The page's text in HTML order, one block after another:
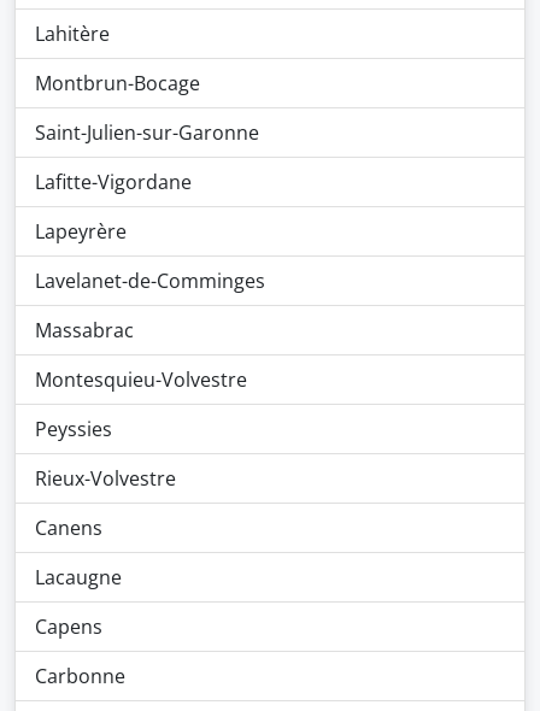
Lahitère
Montbrun-Bocage
Saint-Julien-sur-Garonne
Lafitte-Vigordane
Lapeyrère
Lavelanet-de-Comminges
Massabrac
Montesquieu-Volvestre
Peyssies
Rieux-Volvestre
Canens
Lacaugne
Capens
Carbonne